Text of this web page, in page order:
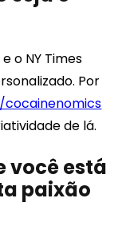
o NY Times
Por
de lá.
você está
paixão